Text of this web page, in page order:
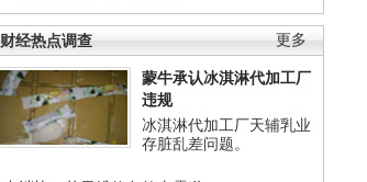
更多
财经热点调查
蒙牛承认冰淇淋代加工厂
违规
冰淇淋代加工厂天辅乳业
存脏乱差问题。